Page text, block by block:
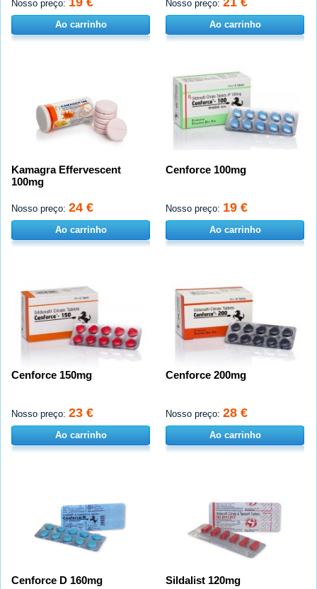
Nosso preço:
Ao carrinho
Nosso preço:
Ao carrinho
Kamagra Effervescent
100mg
Nosso preço: 24 €
Ao carrinho
Cenforce 100mg
Nosso preço: 19 €
Ao carrinho
Cenforce 150mg
Nosso preço: 23 €
Ao carrinho
Cenforce 200mg
Nosso preço: 28 €
Ao carrinho
Cenforce D 160mg Sildalist 120mg